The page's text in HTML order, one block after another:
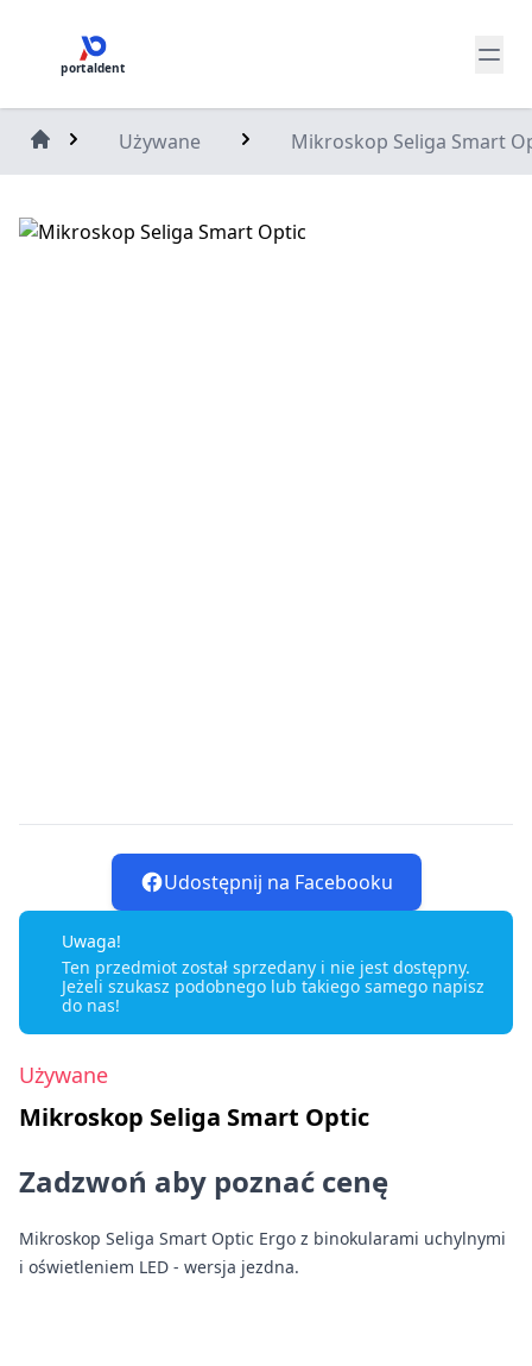
portaldent
Używane Mikroskop Seliga Smart
Udostępnij na Facebooku
Uwaga!
Ten przedmiot został sprzedany i nie jest dostępny.
Jeżeli szukasz podobnego lub takiego samego napisz
do nas!
Używane
Mikroskop Seliga Smart Optic
Zadzwoń aby poznać cenę
Mikroskop Seliga Smart Optic Ergo z binokularami uchylnymi
i oświetleniem LED - wersja jezdna.